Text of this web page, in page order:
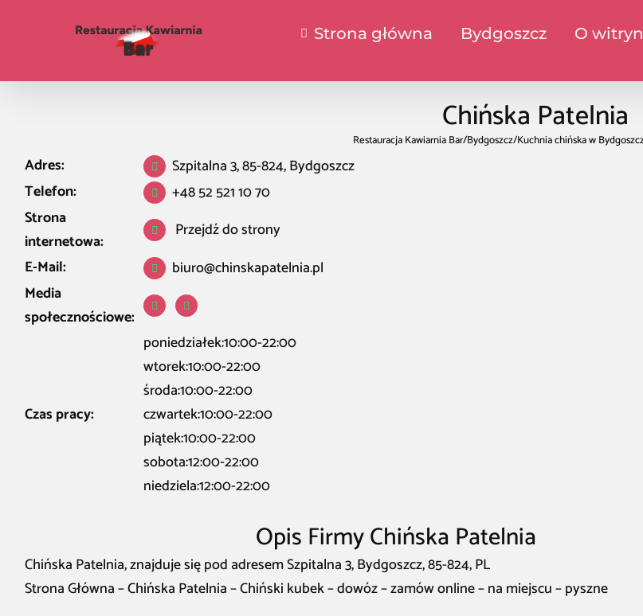
Strona główna Bydgoszcz O
Chińska Patelnia
Restauracja Kawiarnia Bar/Bydgoszcz/Kuchnia chińska w
Adres:
Szpitalna 3, 85-824, Bydgoszcz
Telefon:
+48 52 521 10 70
Strona
internetowa:
Przejdź do strony
E-Mail:
biuro@chinskapatelnia.pl
Media
społecznościowe:
Czas pracy:
poniedziałek:10:00-22:00
wtorek:10:00-22:00
środa:10:00-22:00
czwartek:10:00-22:00
piątek:10:00-22:00
sobota:12:00-22:00
niedziela:12:00-22:00
Opis Firmy Chińska Patelnia
Chińska Patelnia, znajduje się pod adresem Szpitalna 3, Bydgoszcz, 85-824, PL
Strona Główna – Chińska Patelnia – Chiński kubek – dowóz – zamów online – na miejscu – pyszne